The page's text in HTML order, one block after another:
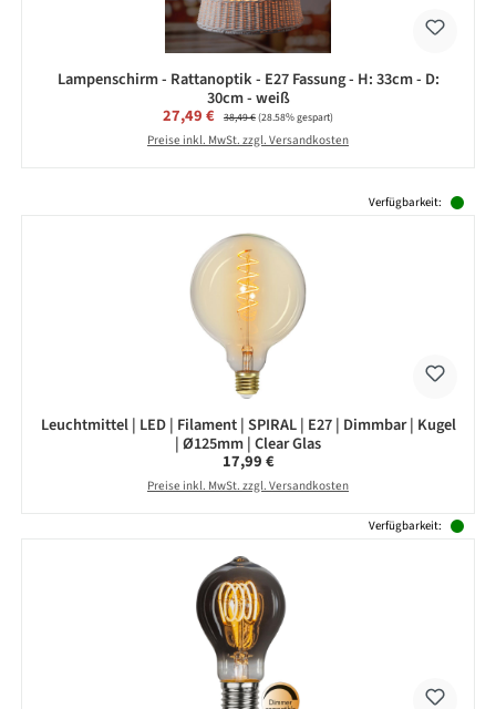
Lampenschirm - Rattanoptik - E27 Fassung - H: 33cm - D:
30cm - weiß
Verkaufspreis:
27,49 € Regulärer Preis:
38,49 €(28.58% gespart)
Preise inkl. MwSt. zzgl. Versandkosten
Verfügbarkeit:
Leuchtmittel | LED | Filament | SPIRAL | E27 | Dimmbar | Kugel
| Ø125mm | Clear Glas
Regulärer Preis:
17,99 €
Preise inkl. MwSt. zzgl. Versandkosten
Verfügbarkeit: